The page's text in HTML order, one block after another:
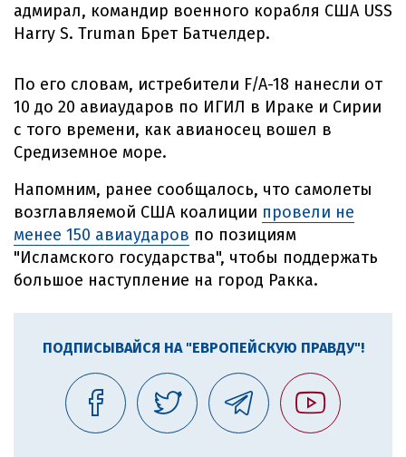
адмирал, командир военного корабля США USS
Harry S. Truman Брет Батчелдер.
По его словам, истребители F/A-18 нанесли от
10 до 20 авиаударов по ИГИЛ в Ираке и Сирии
с того времени, как авианосец вошел в
Средиземное море.
Напомним, ранее сообщалось, что самолеты
возглавляемой США коалиции провели не
менее 150 авиаударов по позициям
"Исламского государства", чтобы поддержать
большое наступление на город Ракка.
ПОДПИСЫВАЙСЯ НА "ЕВРОПЕЙСКУЮ ПРАВДУ"!